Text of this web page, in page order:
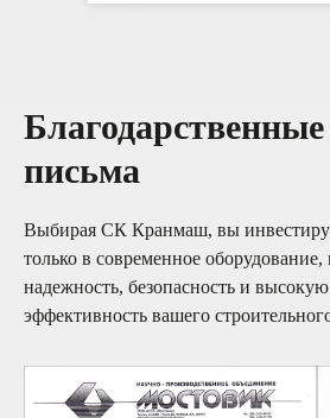
Благодарственные
письма
Выбирая СК Кранмаш, вы
только в современное оборудование,
надежность, безопасность и высокую
эффективность вашего